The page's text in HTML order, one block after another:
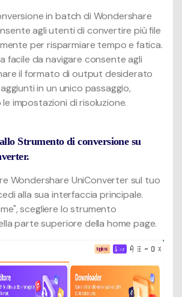
in batch di Wondershare
agli utenti di convertire più file
per risparmiare tempo e fatica.
facile da navigare consente agli
il formato di output desiderato
in un unico passaggio,
impostazioni di risoluzione.
Strumento di conversione su
Wondershare UniConverter sul tuo
alla sua interfaccia principale.
scegliere lo strumento
parte superiore della home page.